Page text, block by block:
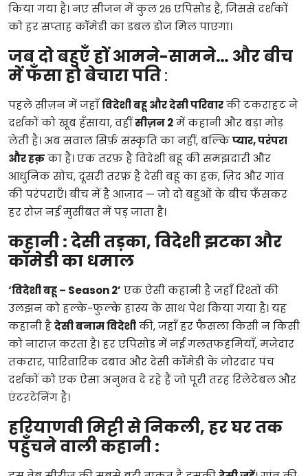
किया गया है। नए सीजन में कुल 26 एपिसोड हैं, जिससे दर्शकों
को हर सप्ताह कॉमेडी का डबल डोज मिल पाएगा।
जब दो बहुएँ हों आमने-सामने… और बीच
में फँसा हो बेचारा पति:
पहले सीज़न में जहाँविदेशी बहू और देसी परिवारकी टकराहट ने
दर्शकों को खूब हँसाया, वहींसीज़न 2में कहानी और बड़ा मोड़
लेती है। अब सवाल सिर्फ़ संस्कृति का नहीं, बल्किप्यार, परंपरा
और हक़का है। एक तरफ़ है विदेशी बहू की समझदारी और
आधुनिक सोच, दूसरी तरफ़ है देसी बहू का हक़, ज़िद और गांव
की परंपराएँ। बीच में है आज़ाद — जो दो बहुओं के बीच फँसकर
हर रोज़ नई मुसीबत में पड़ जाता है।
कहानी : देसी तड़का, विदेशी झटका और
कॉमेडी का धमाल
‘विदेशी बहू – Season 2’ एक ऐसी कहानी है जहाँ रिश्तों की
उलझन को हल्के-फुल्के हास्य के साथ पेश किया गया है। यह
कहानी हैदेसी बनाम विदेशीकी, जहाँ हर फैसला किसी न किसी
को नाराज़ करता है। हर एपिसोड में नई गलतफहमियाँ, मज़ेदार
तकरार, पारिवारिक दबाव और देसी कॉमेडी के ज़ोरदार पंच
दर्शकों को एक ऐसा अनुभव दे रहे हैं जो पूरी तरह रिलेटेबल और
एंटरटेनिंग है।
हरियाणवी मिट्टी से निकली, हर घर तक
पहुँचने वाली कहानी :